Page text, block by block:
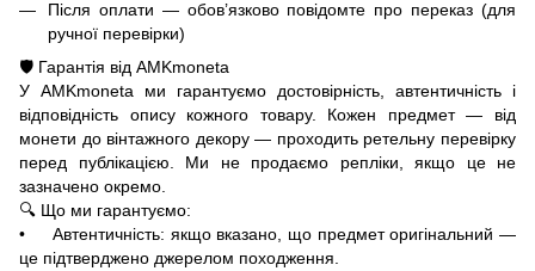
Після оплати — обов’язково повідомте про переказ (для
ручної перевірки)
🛡️ Гарантія від AMKmoneta
У AMKmoneta ми гарантуємо достовірність, автентичність і
відповідність опису кожного товару. Кожен предмет — від
монети до вінтажного декору — проходить ретельну перевірку
перед публікацією. Ми не продаємо репліки, якщо це не
зазначено окремо.
🔍 Що ми гарантуємо:
• Автентичність: якщо вказано, що предмет оригінальний —
це підтверджено джерелом походження.